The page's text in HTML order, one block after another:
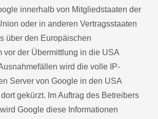
innerhalb von Mitgliedstaaten der
oder in anderen Vertragsstaaten
über den Europäischen
vor der Übermittlung in die USA
wird die volle IP-
Server von Google in den USA
gekürzt. Im Auftrag des Betreibers
Google diese Informationen